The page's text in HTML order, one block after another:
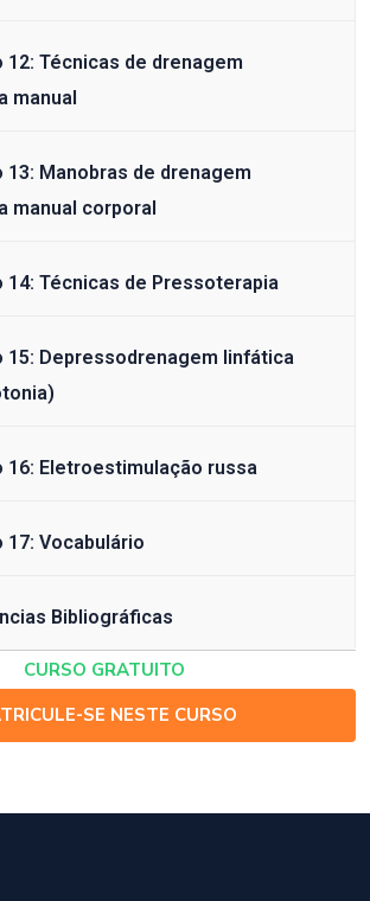
12: Técnicas de drenagem
manual
13: Manobras de drenagem
manual corporal
14: Técnicas de Pressoterapia
15: Depressodrenagem linfática
16: Eletroestimulação russa
17: Vocabulário
Bibliográficas
CURSO GRATUITO
SE NESTE CURSO